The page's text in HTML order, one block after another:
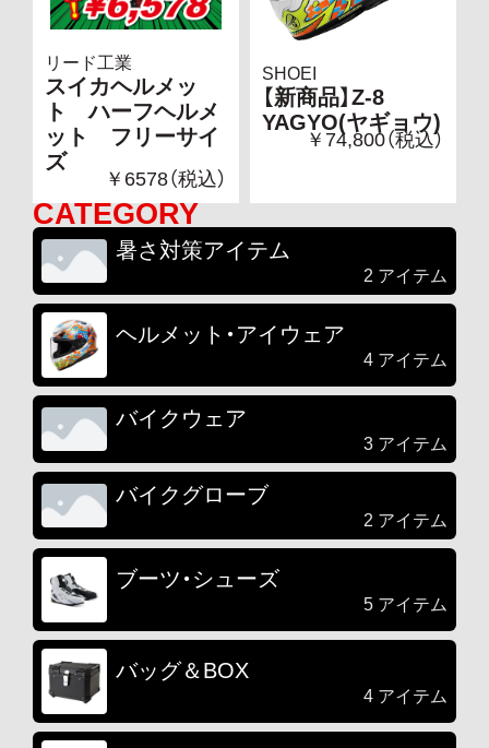
リード工業
スイカヘルメッ
ト ハーフヘルメ
ット フリーサイ
ズ
￥6578（税込）
SHOEI
【新商品】Z-8
YAGYO(ヤギョウ)
￥74,800（税込）
CATEGORY
暑さ対策アイテム
2 アイテム
ヘルメット・アイウェア
4 アイテム
バイクウェア
3 アイテム
バイクグローブ
2 アイテム
ブーツ・シューズ
5 アイテム
バッグ＆BOX
4 アイテム